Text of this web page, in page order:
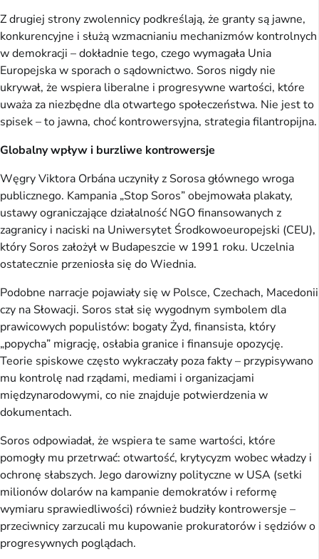
Z drugiej strony zwolennicy podkreślają, że granty są jawne,
konkurencyjne i służą wzmacnianiu mechanizmów kontrolnych
w demokracji – dokładnie tego, czego wymagała Unia
Europejska w sporach o sądownictwo. Soros nigdy nie
ukrywał, że wspiera liberalne i progresywne wartości, które
uważa za niezbędne dla otwartego społeczeństwa. Nie jest to
spisek – to jawna, choć kontrowersyjna, strategia filantropijna.
Globalny wpływ i burzliwe kontrowersje
Węgry Viktora Orbána uczyniły z Sorosa głównego wroga
publicznego. Kampania „Stop Soros” obejmowała plakaty,
ustawy ograniczające działalność NGO finansowanych z
zagranicy i naciski na Uniwersytet Środkowoeuropejski (CEU),
który Soros założył w Budapeszcie w 1991 roku. Uczelnia
ostatecznie przeniosła się do Wiednia.
Podobne narracje pojawiały się w Polsce, Czechach, Macedonii
czy na Słowacji. Soros stał się wygodnym symbolem dla
prawicowych populistów: bogaty Żyd, finansista, który
„popycha” migrację, osłabia granice i finansuje opozycję.
Teorie spiskowe często wykraczały poza fakty – przypisywano
mu kontrolę nad rządami, mediami i organizacjami
międzynarodowymi, co nie znajduje potwierdzenia w
dokumentach.
Soros odpowiadał, że wspiera te same wartości, które
pomogły mu przetrwać: otwartość, krytycyzm wobec władzy i
ochronę słabszych. Jego darowizny polityczne w USA (setki
milionów dolarów na kampanie demokratów i reformę
wymiaru sprawiedliwości) również budziły kontrowersje –
przeciwnicy zarzucali mu kupowanie prokuratorów i sędziów o
progresywnych poglądach.